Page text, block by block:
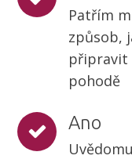
Patřím
způsob,
připravit
pohodě
Ano